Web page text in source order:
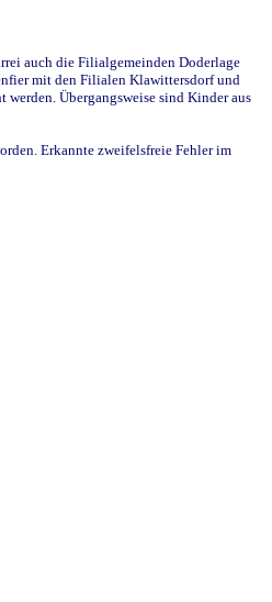
auch die Filialgemeinden Doderlage
mit den Filialen Klawittersdorf und
Übergangsweise sind Kinder aus
Erkannte zweifelsfreie Fehler im